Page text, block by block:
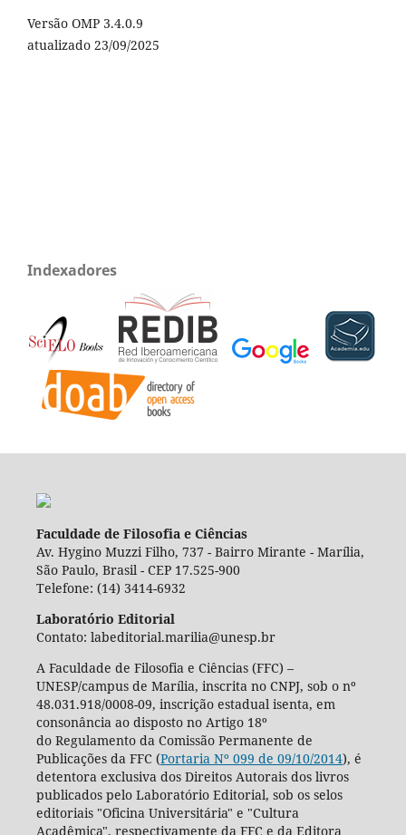
Versão OMP 3.4.0.9
atualizado 23/09/2025
Indexadores
Faculdade de Filosofia e Ciências
Av. Hygino Muzzi Filho, 737 - Bairro Mirante - Marília,
São Paulo, Brasil - CEP 17.525-900
Telefone: (14) 3414-6932
Laboratório Editorial
Contato: labeditorial.marilia@unesp.br
A Faculdade de Filosofia e Ciências (FFC) –
UNESP/campus de Marília, inscrita no CNPJ, sob o nº
48.031.918/0008-09, inscrição estadual isenta, em
consonância ao disposto no Artigo 18º
do Regulamento da Comissão Permanente de
Publicações da FFC (Portaria Nº 099 de 09/10/2014), é
detentora exclusiva dos Direitos Autorais dos livros
publicados pelo Laboratório Editorial, sob os selos
editoriais "Oficina Universitária" e "Cultura
Acadêmica", respectivamente da FFC e da Editora